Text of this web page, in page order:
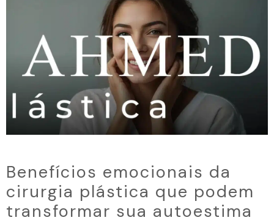
Benefícios emocionais da
cirurgia plástica que podem
transformar sua autoestima